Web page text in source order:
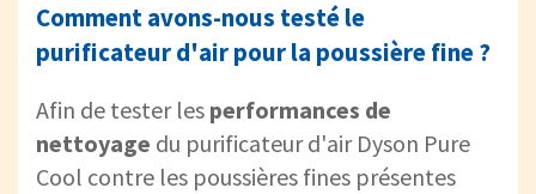
Comment avons-nous testé le
purificateur d'air pour la poussière fine ?
Afin de tester les performances de
nettoyage du purificateur d'air Dyson Pure
Cool contre les poussières fines présentes